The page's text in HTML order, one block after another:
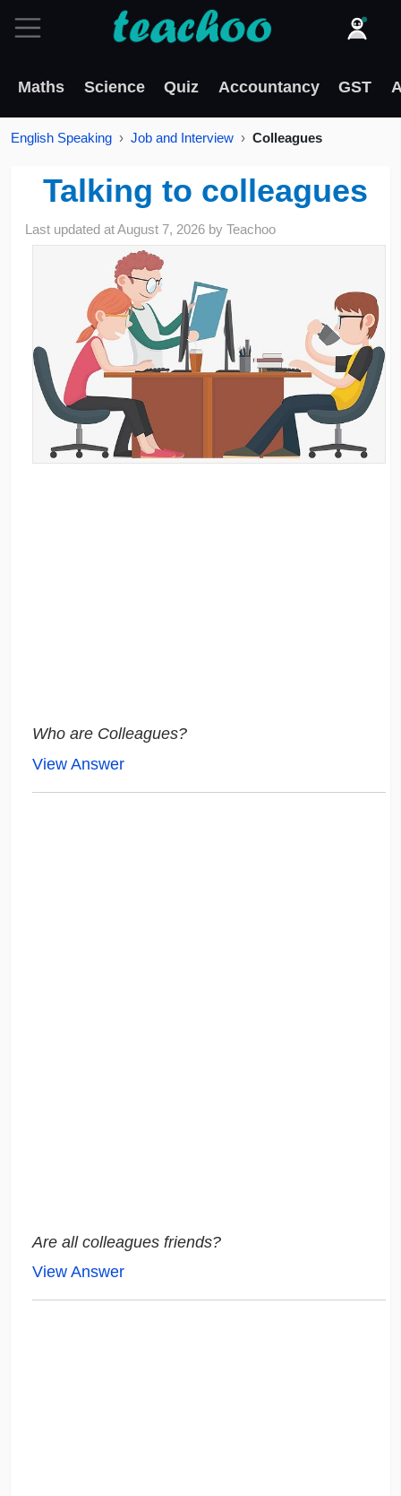
Maths Science Quiz Accountancy GST
English Speaking Job and Interview Colleagues
Talking to colleagues
Last updated atAugust 7, 2026 byTeachoo
Who are Colleagues?
View Answer
Are all colleagues friends?
View Answer